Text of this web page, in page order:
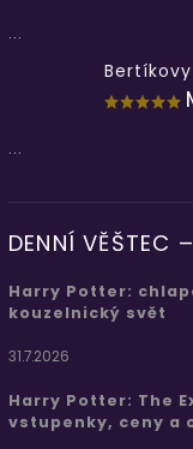
...
...
DENNÍ VĚŠTEC
Harry Potter:
kouzelnický svět
31.7.2026
Harry Potter: The
vstupenky, ceny a